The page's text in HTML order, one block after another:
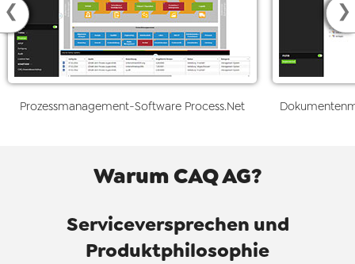
Prozessmanagement-Software Process.Net
❮ ❯
Warum CAQ AG?
Serviceversprechen und
Produktphilosophie